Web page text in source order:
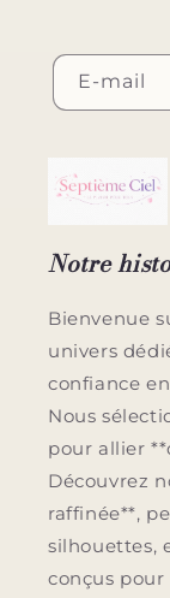
E-mail
Notre
Bienvenue
univers
confiance
Nous
pour allier
Découvrez
raffinée**,
silhouettes,
conçus